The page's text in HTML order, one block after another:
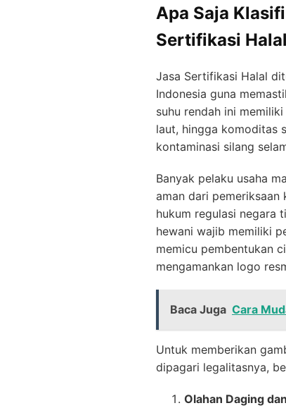
Apa Saja
Sertifikasi
Jasa Sertifikasi Halal
Indonesia guna
suhu rendah ini
laut, hingga komoditas
kontaminasi silang
Banyak pelaku usaha
aman dari pemeriksaan
hukum regulasi negara
hewani wajib memiliki
memicu pembentukan
mengamankan logo
Baca Juga Cara
Untuk memberikan
dipagari legalitasnya,
Olahan Daging